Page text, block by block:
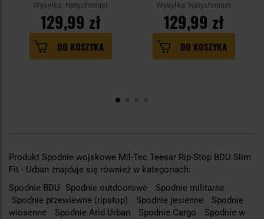
Wysyłka: Natychmiast
129,99 zł
DO KOSZYKA
Wysyłka: Natychmiast
129,99 zł
DO KOSZYKA
Produkt Spodnie wojskowe Mil-Tec Teesar Rip-Stop BDU Slim
Fit - Urban znajduje się również w kategoriach:
Spodnie BDU
Spodnie outdoorowe
Spodnie militarne
Spodnie przewiewne (ripstop)
Spodnie jesienne
Spodnie
wiosenne
Spodnie Arid Urban Spodnie Cargo
Spodnie w